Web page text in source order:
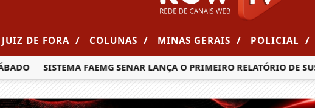
JUIZ DE FORA / COLUNAS / MINAS GERAIS / POLICIAL /
SISTEMA FAEMG SENAR LANÇA O PRIMEIRO RELATÓRIO DE